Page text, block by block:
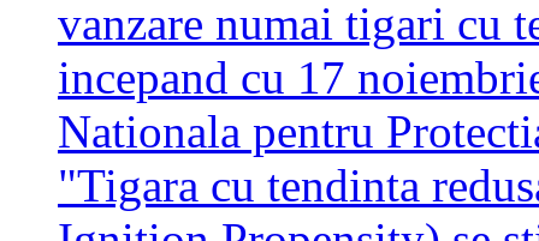
vanzare numai tigari cu
incepand cu 17
Nationala pentru
"Tigara cu tendinta